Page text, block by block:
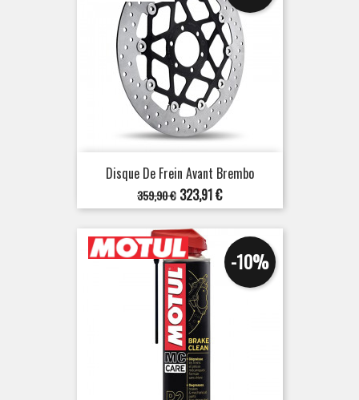
Disque De Frein Avant Brembo
Prix
de
base
359,90 € Prix
323,91 €
-10%